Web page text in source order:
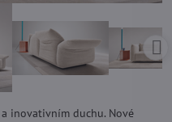
inovativním duchu. Nové